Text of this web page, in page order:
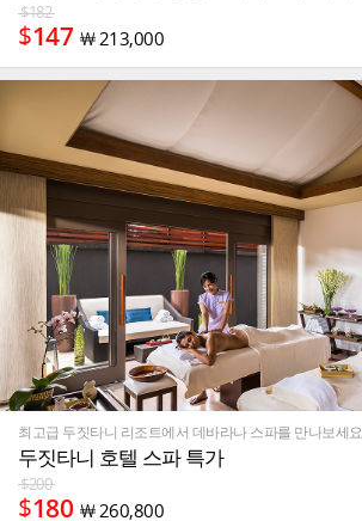
$182
$147 ￦213,000
최고급 두짓타니 리조트에서 데바라나 스파를 만나보세요
두짓타니 호텔 스파 특가
$200
$180 ￦ 260,800